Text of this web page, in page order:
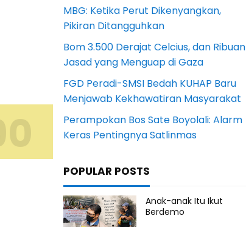
MBG: Ketika Perut Dikenyangkan,
Pikiran Ditangguhkan
Bom 3.500 Derajat Celcius, dan Ribuan
Jasad yang Menguap di Gaza
FGD Peradi-SMSI Bedah KUHAP Baru
Menjawab Kekhawatiran Masyarakat
Perampokan Bos Sate Boyolali: Alarm
Keras Pentingnya Satlinmas
POPULAR POSTS
Anak-anak Itu Ikut
Berdemo